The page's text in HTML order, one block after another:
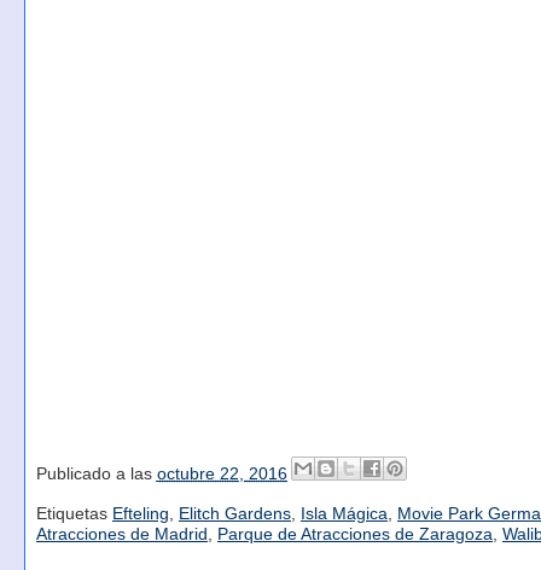
Publicado a las octubre 22, 2016
Etiquetas Efteling, Elitch Gardens, Isla Mágica, Movie Park
Atracciones de Madrid , Parque de Atracciones de Zaragoza,